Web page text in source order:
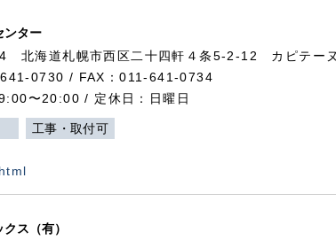
ンター
北海道札幌市西区二十四軒４条5-2-12 カピテー
0730 / FAX：011-641-0734
〜20:00 / 定休日：日曜日
工事・取付可
ス（有）